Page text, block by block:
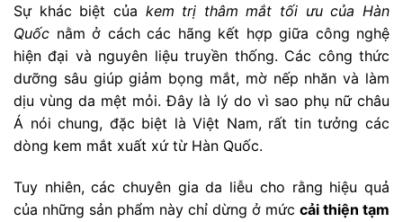
Sự khác biệt của kem trị thâm mắt tối ưu của Hàn
Quốc nằm ở cách các hãng kết hợp giữa công nghệ
hiện đại và nguyên liệu truyền thống. Các công thức
dưỡng sâu giúp giảm bọng mắt, mờ nếp nhăn và làm
dịu vùng da mệt mỏi. Đây là lý do vì sao phụ nữ châu
Á nói chung, đặc biệt là Việt Nam, rất tin tưởng các
dòng kem mắt xuất xứ từ Hàn Quốc.
Tuy nhiên, các chuyên gia da liễu cho rằng hiệu quả
của những sản phẩm này chỉ dừng ở mức cải thiện tạm